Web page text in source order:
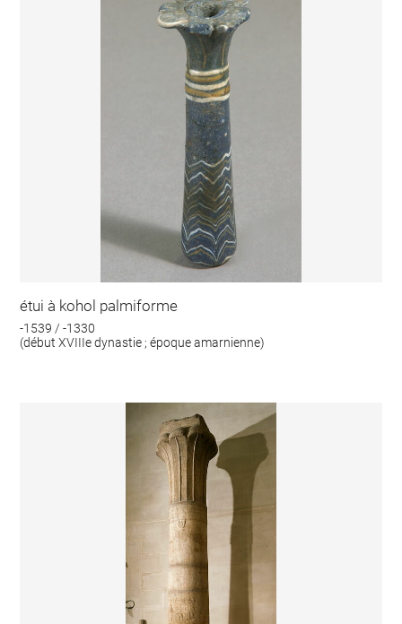
étui à kohol palmiforme
-1539 / -1330
(début XVIIIe dynastie ; époque amarnienne)